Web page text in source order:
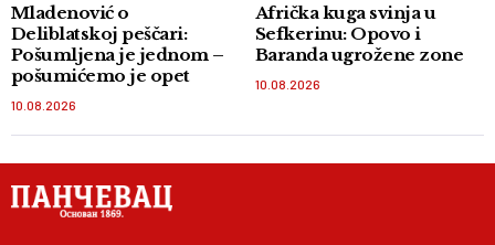
Mladenović o
Deliblatskoj peščari:
Pošumljena je jednom –
pošumićemo je opet
10.08.2026
Afrička kuga svinja u
Sefkerinu: Opovo i
Baranda ugrožene zone
10.08.2026